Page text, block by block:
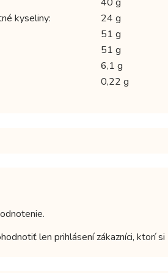
kyseliny:
24 g
51 g
51 g
6,1 g
0,22 g
len prihlásení zákazníci, ktorí si